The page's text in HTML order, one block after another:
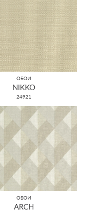
ОБОИ
NIKKO
24921
ОБОИ
ARCH